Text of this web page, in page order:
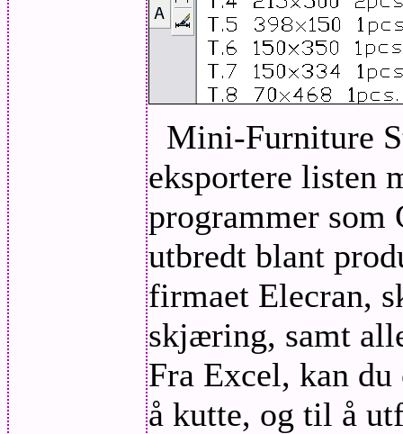
Mini-Furniture
eksportere listen
programmer som
utbredt blant
firmaet Elecran,
skjæring, samt
Fra Excel, kan
å kutte, og til å